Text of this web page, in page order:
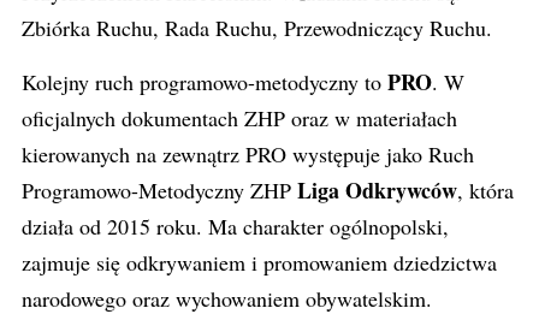
Zbiórka Ruchu, Rada Ruchu, Przewodniczący Ruchu.
Kolejny ruch programowo-metodyczny to PRO. W
oficjalnych dokumentach ZHP oraz w materiałach
kierowanych na zewnątrz PRO występuje jako Ruch
Programowo-Metodyczny ZHP Liga Odkrywców, która
działa od 2015 roku. Ma charakter ogólnopolski,
zajmuje się odkrywaniem i promowaniem dziedzictwa
narodowego oraz wychowaniem obywatelskim.